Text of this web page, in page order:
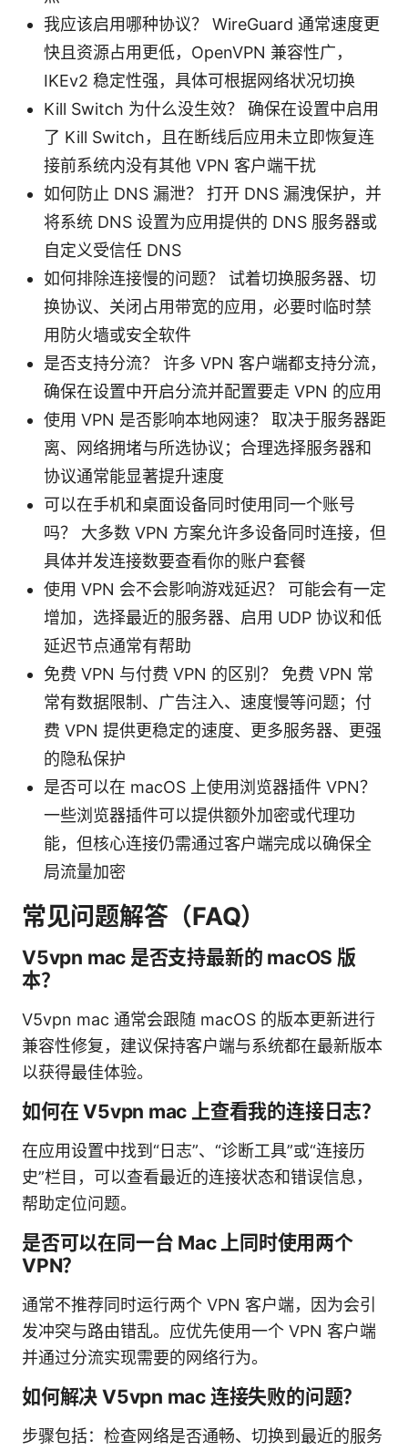
我应该启用哪种协议？ WireGuard 通常速度更
快且资源占用更低，OpenVPN 兼容性广，
IKEv2 稳定性强，具体可根据网络状况切换
Kill Switch 为什么没生效？ 确保在设置中启用
了 Kill Switch，且在断线后应用未立即恢复连
接前系统内没有其他 VPN 客户端干扰
如何防止 DNS 漏泄？ 打开 DNS 漏洩保护，并
将系统 DNS 设置为应用提供的 DNS 服务器或
自定义受信任 DNS
如何排除连接慢的问题？ 试着切换服务器、切
换协议、关闭占用带宽的应用，必要时临时禁
用防火墙或安全软件
是否支持分流？ 许多 VPN 客户端都支持分流，
确保在设置中开启分流并配置要走 VPN 的应用
使用 VPN 是否影响本地网速？ 取决于服务器距
离、网络拥堵与所选协议；合理选择服务器和
协议通常能显著提升速度
可以在手机和桌面设备同时使用同一个账号
吗？ 大多数 VPN 方案允许多设备同时连接，但
具体并发连接数要查看你的账户套餐
使用 VPN 会不会影响游戏延迟？ 可能会有一定
增加，选择最近的服务器、启用 UDP 协议和低
延迟节点通常有帮助
免费 VPN 与付费 VPN 的区别？ 免费 VPN 常
常有数据限制、广告注入、速度慢等问题；付
费 VPN 提供更稳定的速度、更多服务器、更强
的隐私保护
是否可以在 macOS 上使用浏览器插件 VPN？
一些浏览器插件可以提供额外加密或代理功
能，但核心连接仍需通过客户端完成以确保全
局流量加密
常见问题解答（FAQ）
V5vpn mac 是否支持最新的 macOS 版
本？
V5vpn mac 通常会跟随 macOS 的版本更新进行
兼容性修复，建议保持客户端与系统都在最新版本
以获得最佳体验。
如何在 V5vpn mac 上查看我的连接日志？
在应用设置中找到“日志”、“诊断工具”或“连接历
史”栏目，可以查看最近的连接状态和错误信息，
帮助定位问题。
是否可以在同一台 Mac 上同时使用两个
VPN？
通常不推荐同时运行两个 VPN 客户端，因为会引
发冲突与路由错乱。应优先使用一个 VPN 客户端
并通过分流实现需要的网络行为。
如何解决 V5vpn mac 连接失败的问题？
步骤包括：检查网络是否通畅、切换到最近的服务